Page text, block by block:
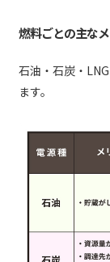
燃料ごとの主な
石油・石炭・
ます。